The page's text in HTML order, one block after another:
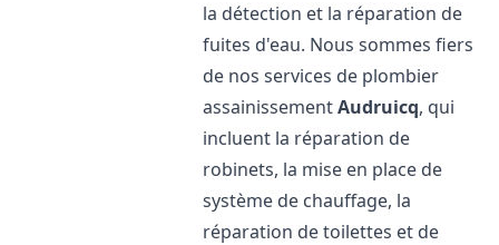
la détection et la réparation de
fuites d'eau. Nous sommes fiers
de nos services de plombier
assainissementAudruicq, qui
incluent la réparation de
robinets, la mise en place de
système de chauffage, la
réparation de toilettes et de